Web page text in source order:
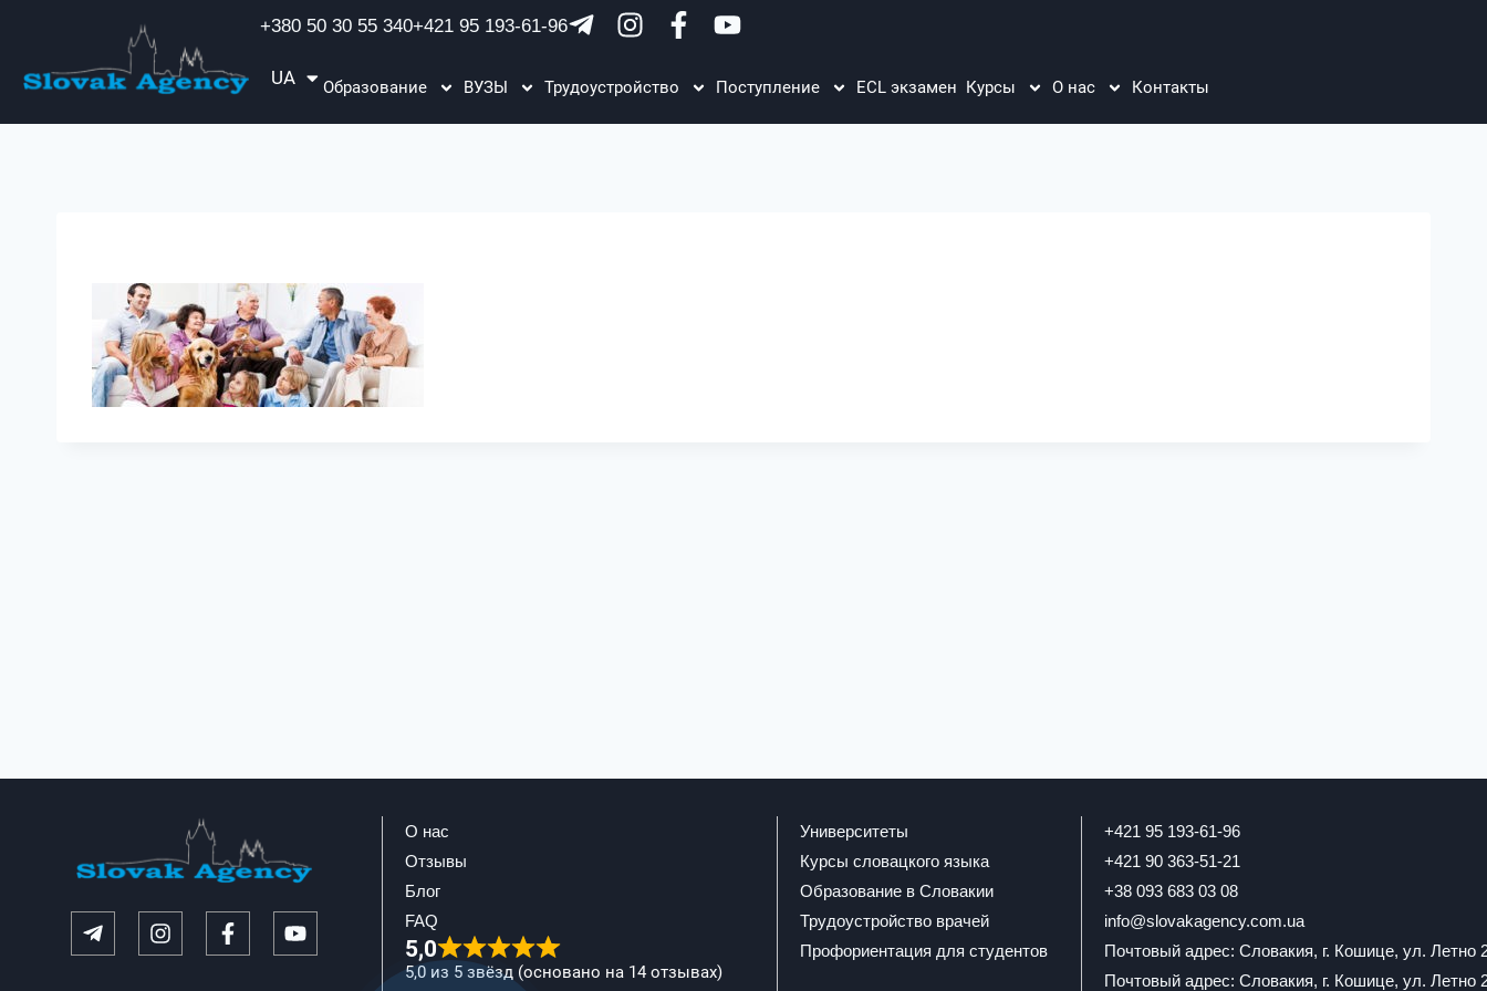
+380 50 30 55 340+421 95 193-61-96
UA
EN Образование ВУЗЫ Трудоустройство Поступление ECL экзамен Курсы О нас Контакты
О нас
Отзывы
Блог
FAQ
5,0
5,0 из 5 звёзд (основано на 14 отзывах)
Университеты
Курсы словацкого языка
Образование в Словакии
Трудоустройство врачей
Профориентация для студентов
+421 95 193-61-96
+421 90 363-51-21
+38 093 683 03 08
info@slovakagency.com.ua
Почтовый адрес: Словакия, г. Кошице, ул. Летно
Почтовый адрес: Словакия, г. Кошице, ул. Летно